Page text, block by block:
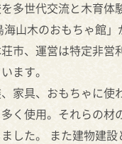
多世代交流と木育体
山木のおもちゃ館」
市、運営は特定非営
ます。
家具、おもちゃに
く使用。それらの
した。 また建物建